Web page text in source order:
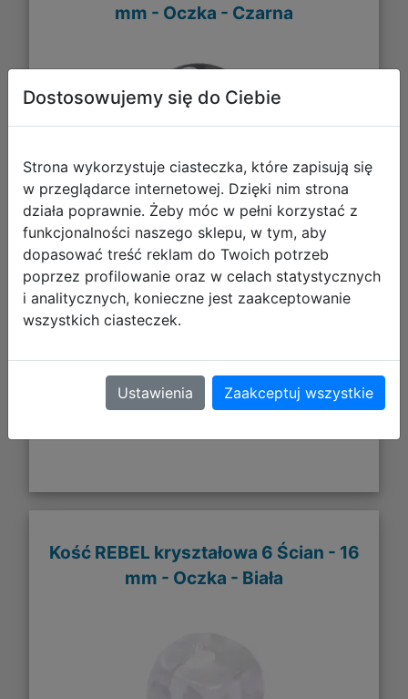
mm - Oczka - Czarna
1,41 zł
DO KOSZYKA
Kość REBEL kryształowa 6 Ścian - 16
mm - Oczka - Biała
Dostosowujemy się do Ciebie
Strona wykorzystuje ciasteczka, które zapisują się
w przeglądarce internetowej. Dzięki nim strona
działa poprawnie. Żeby móc w pełni korzystać z
funkcjonalności naszego sklepu, w tym, aby
dopasować treść reklam do Twoich potrzeb
poprzez profilowanie oraz w celach statystycznych
i analitycznych, konieczne jest zaakceptowanie
wszystkich ciasteczek.
Ustawienia Zaakceptuj wszystkie